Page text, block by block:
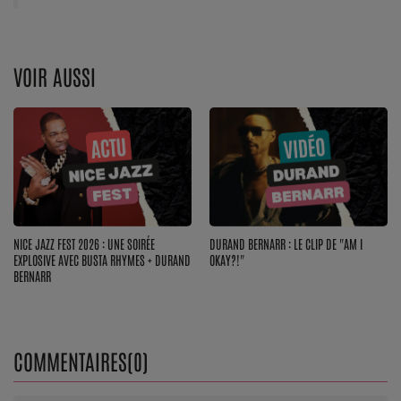
Contact
Se connecter
VOIR AUSSI
NICE JAZZ FEST 2026 : UNE SOIRÉE
EXPLOSIVE AVEC BUSTA RHYMES + DURAND
BERNARR
DURAND BERNARR : LE CLIP DE "AM I
OKAY?!"
COMMENTAIRES(0)